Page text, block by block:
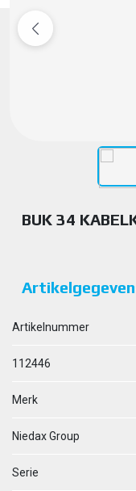
BUK 34
Artikelnummer
112446
Merk
Niedax Group
Serie